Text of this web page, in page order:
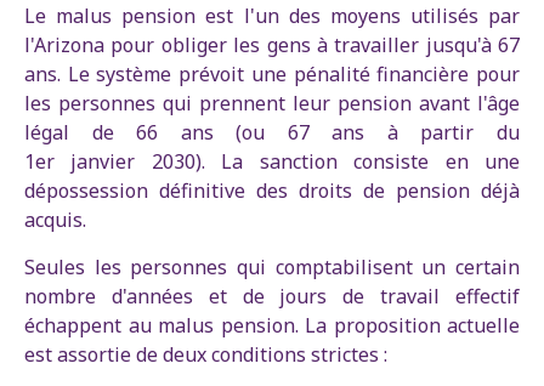
Le malus pension est l'un des moyens utilisés par
l'Arizona pour obliger les gens à travailler jusqu'à 67
ans. Le système prévoit une pénalité financière pour
les personnes qui prennent leur pension avant l'âge
légal de 66 ans (ou 67 ans à partir du
1er janvier 2030). La sanction consiste en une
dépossession définitive des droits de pension déjà
acquis.
Seules les personnes qui comptabilisent un certain
nombre d'années et de jours de travail effectif
échappent au malus pension. La proposition actuelle
est assortie de deux conditions strictes :